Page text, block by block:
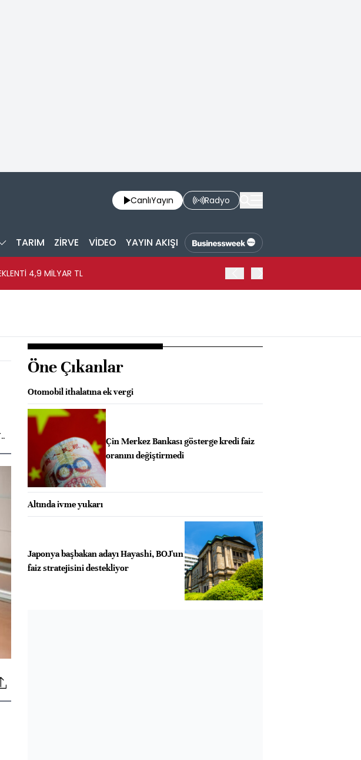
CanlıYayın Radyo
TARIM ZİRVE VİDEO YAYIN AKIŞI
4,9 MİLYAR TL
Öne Çıkanlar
Otomobil ithalatına ek vergi
Çin Merkez Bankası gösterge kredi faiz
oranını değiştirmedi
Altında ivme yukarı
Japonya başbakan adayı Hayashi, BOJ'un
faiz stratejisini destekliyor